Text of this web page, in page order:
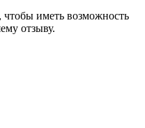
иметь возможность
отзыву.